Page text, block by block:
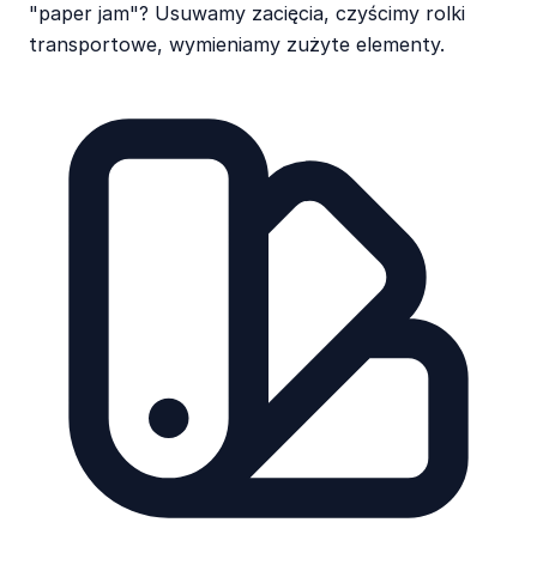
"paper jam"? Usuwamy zacięcia, czyścimy rolki
transportowe, wymieniamy zużyte elementy.